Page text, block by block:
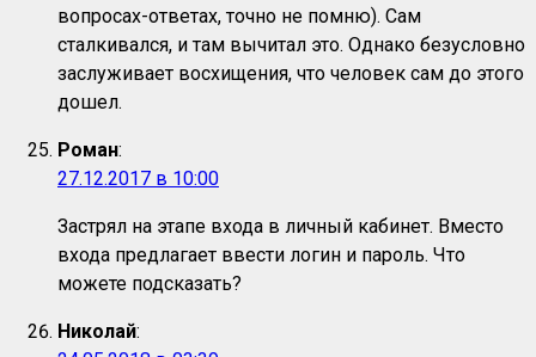
вопросах-ответах, точно не помню). Сам
сталкивался, и там вычитал это. Однако безусловно
заслуживает восхищения, что человек сам до этого
дошел.
Роман:
27.12.2017 в 10:00
Застрял на этапе входа в личный кабинет. Вместо
входа предлагает ввести логин и пароль. Что
можете подсказать?
Николай: